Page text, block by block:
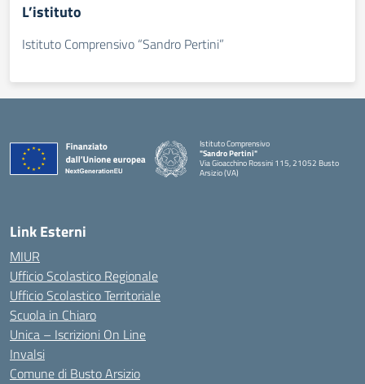
L’istituto
Istituto Comprensivo “Sandro Pertini”
Istituto Comprensivo
"Sandro Pertini"
Via Gioacchino Rossini 115, 21052 Busto
Arsizio (VA)
Link Esterni
MIUR
Ufficio Scolastico Regionale
Ufficio Scolastico Territoriale
Scuola in Chiaro
Unica – Iscrizioni On Line
Invalsi
Comune di Busto Arsizio